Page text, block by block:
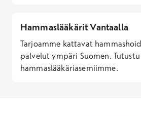
Hammaslääkärit Vantaalla
Tarjoamme kattavat
palvelut ympäri Suomen.
hammaslääkäriasemiimme.